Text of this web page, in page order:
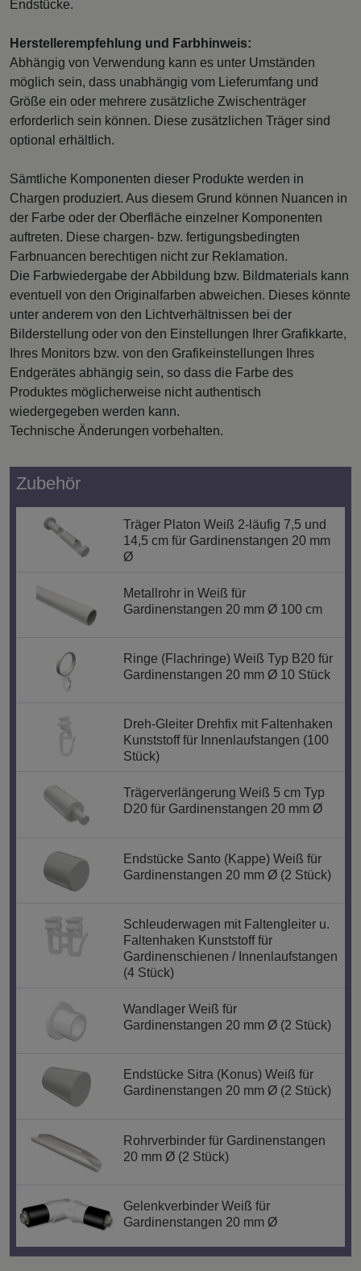
Endstücke.
Herstellerempfehlung und Farbhinweis:
Abhängig von Verwendung kann es unter Umständen
möglich sein, dass unabhängig vom Lieferumfang und
Größe ein oder mehrere zusätzliche Zwischenträger
erforderlich sein können. Diese zusätzlichen Träger sind
optional erhältlich.
Sämtliche Komponenten dieser Produkte werden in
Chargen produziert. Aus diesem Grund können Nuancen in
der Farbe oder der Oberfläche einzelner Komponenten
auftreten. Diese chargen- bzw. fertigungsbedingten
Farbnuancen berechtigen nicht zur Reklamation.
Die Farbwiedergabe der Abbildung bzw. Bildmaterials kann
eventuell von den Originalfarben abweichen. Dieses könnte
unter anderem von den Lichtverhältnissen bei der
Bilderstellung oder von den Einstellungen Ihrer Grafikkarte,
Ihres Monitors bzw. von den Grafikeinstellungen Ihres
Endgerätes abhängig sein, so dass die Farbe des
Produktes möglicherweise nicht authentisch
wiedergegeben werden kann.
Technische Änderungen vorbehalten.
Zubehör
Träger Platon Weiß 2-läufig 7,5 und
14,5 cm für Gardinenstangen 20 mm
Ø
Metallrohr in Weiß für
Gardinenstangen 20 mm Ø 100 cm
Ringe (Flachringe) Weiß Typ B20 für
Gardinenstangen 20 mm Ø 10 Stück
Dreh-Gleiter Drehfix mit Faltenhaken
Kunststoff für Innenlaufstangen (100
Stück)
Trägerverlängerung Weiß 5 cm Typ
D20 für Gardinenstangen 20 mm Ø
Endstücke Santo (Kappe) Weiß für
Gardinenstangen 20 mm Ø (2 Stück)
Schleuderwagen mit Faltengleiter u.
Faltenhaken Kunststoff für
Gardinenschienen / Innenlaufstangen
(4 Stück)
Wandlager Weiß für
Gardinenstangen 20 mm Ø (2 Stück)
Endstücke Sitra (Konus) Weiß für
Gardinenstangen 20 mm Ø (2 Stück)
Rohrverbinder für Gardinenstangen
20 mm Ø (2 Stück)
Gelenkverbinder Weiß für
Gardinenstangen 20 mm Ø